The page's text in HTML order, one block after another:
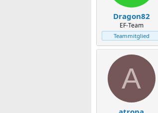
Dragon82
EF-Team
Teammitglied
A